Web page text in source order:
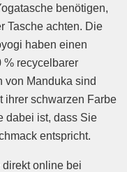
benötigen,
Tasche achten. Die
haben einen
% recycelbarer
von Manduka sind
ihrer schwarzen Farbe
dabei ist, dass Sie
entspricht.
online bei